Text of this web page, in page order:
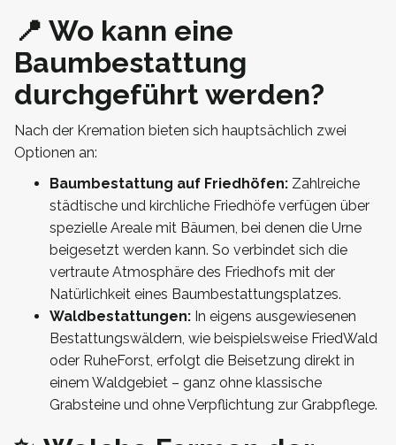
📍 Wo kann eine
Baumbestattung
durchgeführt werden?
Nach der Kremation bieten sich hauptsächlich zwei
Optionen an:
Baumbestattung auf Friedhöfen: Zahlreiche
städtische und kirchliche Friedhöfe verfügen über
spezielle Areale mit Bäumen, bei denen die Urne
beigesetzt werden kann. So verbindet sich die
vertraute Atmosphäre des Friedhofs mit der
Natürlichkeit eines Baumbestattungsplatzes.
Waldbestattungen: In eigens ausgewiesenen
Bestattungswäldern, wie beispielsweise FriedWald
oder RuheForst, erfolgt die Beisetzung direkt in
einem Waldgebiet – ganz ohne klassische
Grabsteine und ohne Verpflichtung zur Grabpflege.